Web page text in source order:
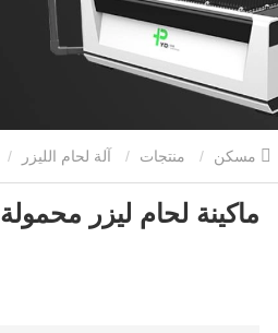
منتجات آلة لحام الليزر
ماكينة لحام ليزر محمولة